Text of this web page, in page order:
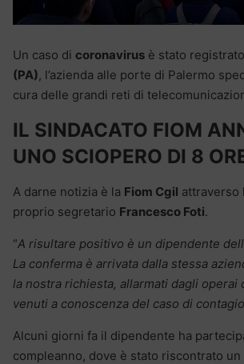
Un caso di coronavirus è stato
(PA), l’azienda alle porte di Palermo
cura delle grandi reti di
IL SINDACATO FIOM
UNO SCIOPERO DI 8
A darne notizia è la Fiom Cgil attraverso
proprio segretario Francesco Foti.
“A risultare positivo è un dipendente
La conferma è arrivata dalla stessa
la nostra richiesta, allarmati dagli operai
venuti a conoscenza del caso di contagio
Alcuni giorni fa il dipendente ha
compleanno, dove è stato riscontrato